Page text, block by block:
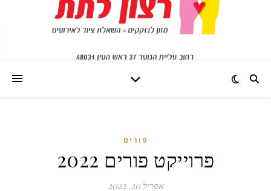
פורים
פרוייקט פורים 2022
אפריל 20, 2022